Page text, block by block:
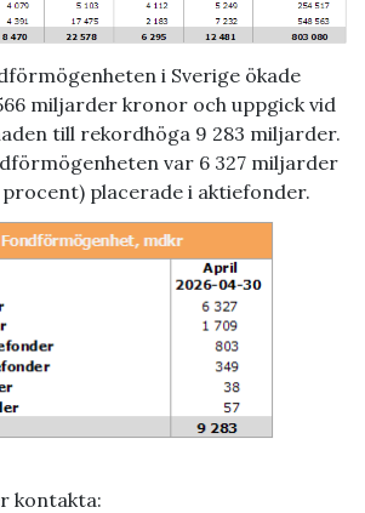
i Sverige ökade
miljarder kronor och uppgick vid
till rekordhöga 9 283 miljarder.
var 6 327 miljarder
placerade i aktiefonder.
kontakta: